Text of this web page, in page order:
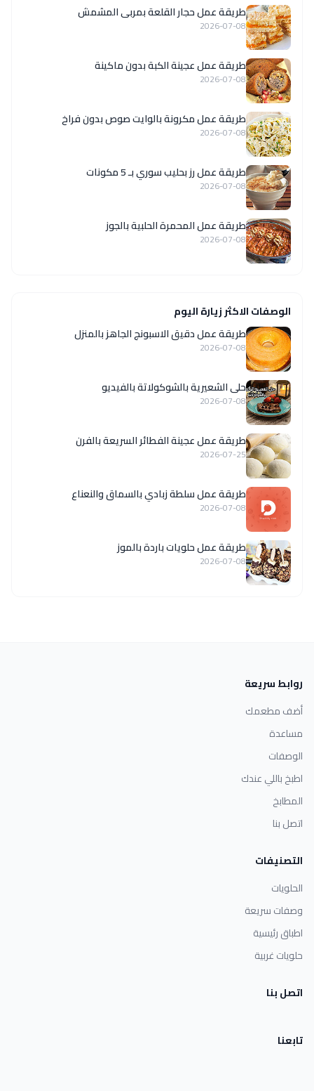
طريقة عمل حجار القلعة بمربى المشمش
2026-07-08
طريقة عمل عجينة الكبة بدون ماكينة
2026-07-08
طريقة عمل مكرونة بالوايت صوص بدون فراخ
2026-07-08
طريقة عمل رز بحليب سوري بـ 5 مكونات
2026-07-08
طريقة عمل المحمرة الحلبية بالجوز
2026-07-08
الوصفات الاكثر زيارة اليوم
طريقة عمل دقيق الاسبونج الجاهز بالمنزل
2026-07-08
حلى الشعيرية بالشوكولاتة بالفيديو
2026-07-08
طريقة عمل عجينة الفطائر السريعة بالفرن
2026-07-25
طريقة عمل سلطة زبادي بالسماق والنعناع
2026-07-08
طريقة عمل حلويات باردة بالموز
2026-07-08
روابط سريعة
أضف مطعمك
مساعدة
الوصفات
اطبخ باللي عندك
المطابخ
اتصل بنا
التصنيفات
الحلويات
وصفات سريعة
اطباق رئيسية
حلويات غربية
اتصل بنا
تابعنا